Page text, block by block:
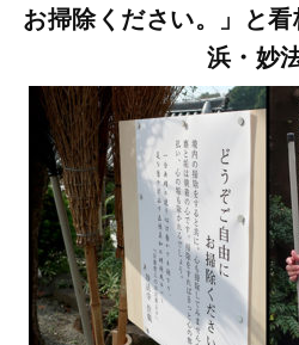
お掃除ください。」と
浜・妙